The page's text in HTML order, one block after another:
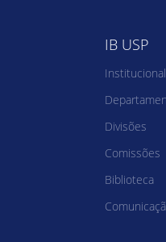
IB USP
Institucional
Divisões
Comissões
Biblioteca